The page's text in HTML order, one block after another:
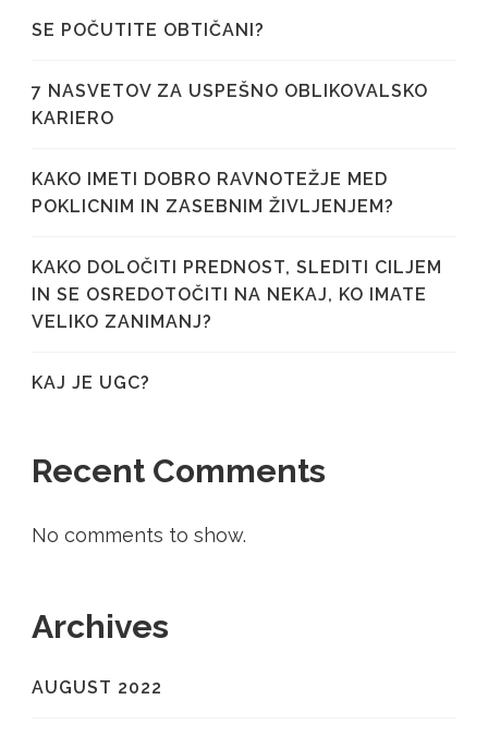
SE POČUTITE OBTIČANI?
7 NASVETOV ZA USPEŠNO OBLIKOVALSKO
KARIERO
KAKO IMETI DOBRO RAVNOTEŽJE MED
POKLICNIM IN ZASEBNIM ŽIVLJENJEM?
KAKO DOLOČITI PREDNOST, SLEDITI CILJEM
IN SE OSREDOTOČITI NA NEKAJ, KO IMATE
VELIKO ZANIMANJ?
KAJ JE UGC?
Recent Comments
No comments to show.
Archives
AUGUST 2022